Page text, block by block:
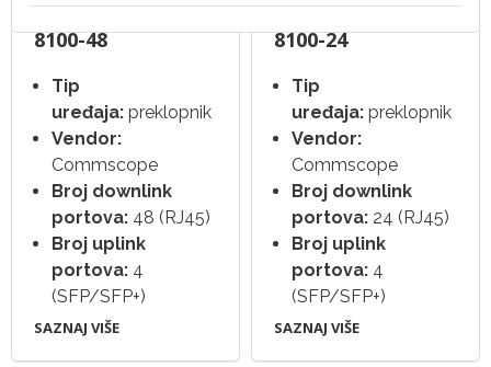
Switch Ruckus ICX
8100-48
Tip
uređaja: preklopnik
Vendor:
Commscope
Broj downlink
portova: 48 (RJ45)
Broj uplink
portova: 4
(SFP/SFP+)
SAZNAJ VIŠE
Switch Ruckus ICX
8100-24
Tip
uređaja: preklopnik
Vendor:
Commscope
Broj downlink
portova: 24 (RJ45)
Broj uplink
portova: 4
(SFP/SFP+)
SAZNAJ VIŠE